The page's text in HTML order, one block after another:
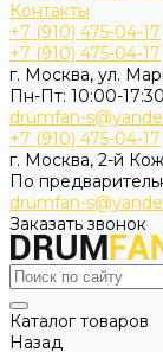
Контакты
+7 (910) 475-04-17
+7 (910) 475-04-17
г. Москва, ул.
Пн-Пт: 10:00-
drumfan-
+7 (910) 475-04-17
г. Москва, 2-й
По
drumfan-
Заказать звонок
Каталог товаров
Назад